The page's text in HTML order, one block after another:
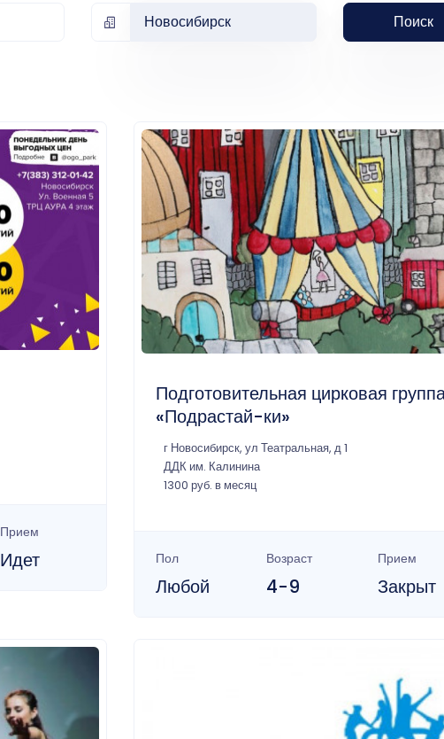
Новосибирск Поиск
Прием
Идет
Подготовительная цирковая
«Подрастай-ки»
г Новосибирск, ул Театральная, д 1
ДДК им. Калинина
1300 руб. в месяц
Пол
Любой
Возраст
4-9
Прием
Закрыт